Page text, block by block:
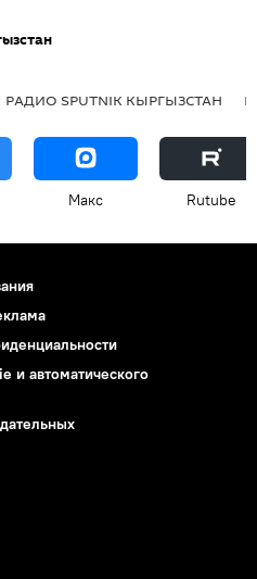
РАДИО SPUTNIK КЫРГЫЗСТАН
Макс Rutube
и автоматического